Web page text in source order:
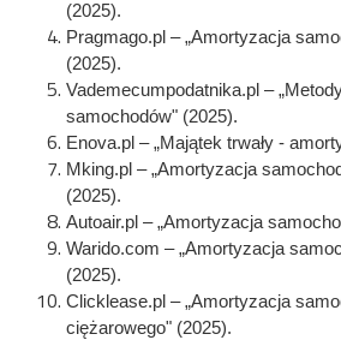
(2025).
Pragmago.pl – „Amortyzacja
(2025).
Vademecumpodatnika.pl –
samochodów" (2025).
Enova.pl – „Majątek trwały -
Mking.pl – „Amortyzacja
(2025).
Autoair.pl – „Amortyzacja
Warido.com – „Amortyzacja
(2025).
Clicklease.pl – „Amortyzacja
ciężarowego" (2025).